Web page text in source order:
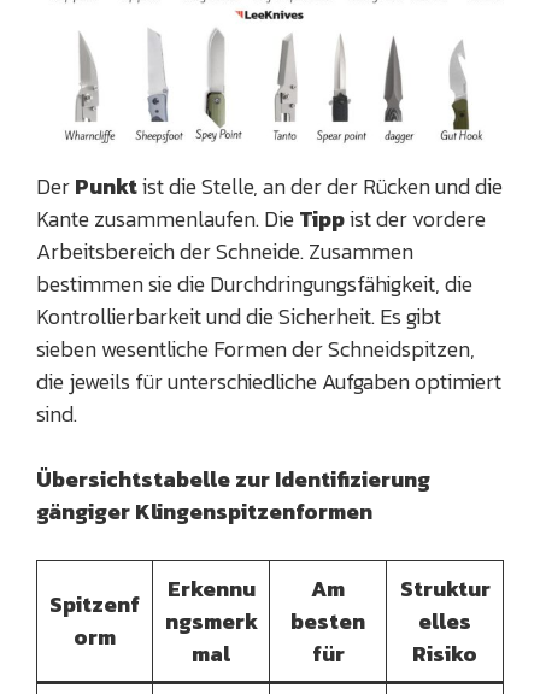
DerPunktist die Stelle, an der der Rücken und die
Kante zusammenlaufen. DieTippist der vordere
Arbeitsbereich der Schneide. Zusammen
bestimmen sie die Durchdringungsfähigkeit, die
Kontrollierbarkeit und die Sicherheit. Es gibt
sieben wesentliche Formen der Schneidspitzen,
die jeweils für unterschiedliche Aufgaben optimiert
sind.
Übersichtstabelle zur Identifizierung
gängiger Klingenspitzenformen
Spitzenf
orm
Erkennu
ngsmerk
mal
Am
besten
für
Struktur
elles
Risiko